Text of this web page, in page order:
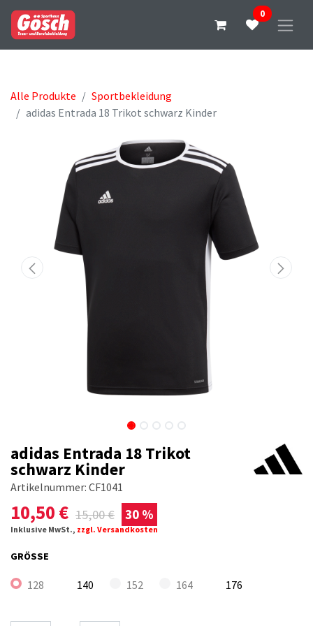
0
Alle Produkte
Sportbekleidung
adidas Entrada 18 Trikot schwarz Kinder
adidas Entrada 18 Trikot
schwarz Kinder
Artikelnummer: CF1041
10,50 € 15,00€ 30 %
Inklusive MwSt., zzgl. Versandkosten
GRÖSSE
128 140 152 164 176